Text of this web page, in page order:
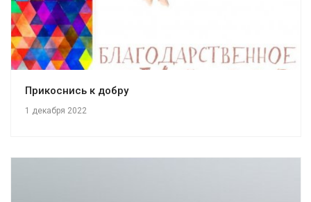
Прикоснись к добру
1 декабря 2022